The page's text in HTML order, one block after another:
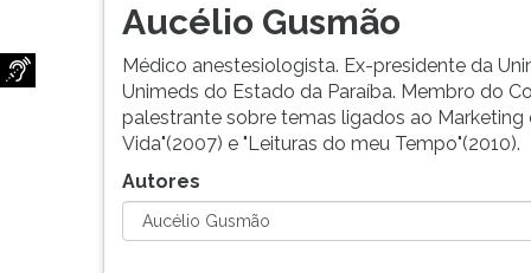
autores
e
colaboradores
F
para
Aucélio Gusmão
Médico anestesiologista. Ex-presidente da
Unimeds do Estado da Paraíba. Membro do
palestrante sobre temas ligados ao
Vida"(2007) e "Leituras do meu Tempo"(2010).
Autores